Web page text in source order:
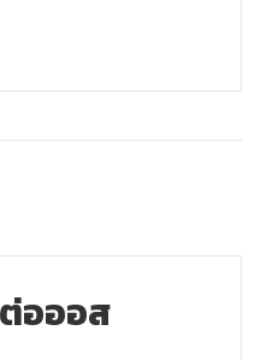
อออส